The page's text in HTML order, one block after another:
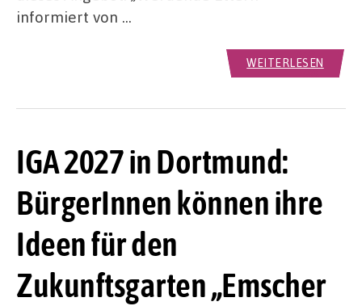
informiert von …
WEITERLESEN
IGA 2027 in Dortmund:
BürgerInnen können ihre
Ideen für den
Zukunftsgarten „Emscher